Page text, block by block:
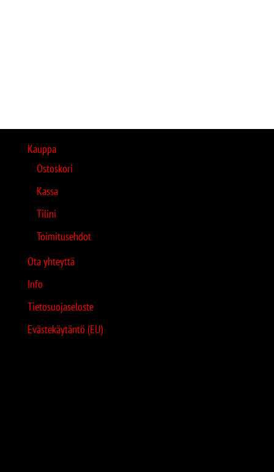
Kauppa
Ostoskori
Kassa
Tilini
Toimitusehdot
Ota yhteyttä
Info
Tietosuojaseloste
Evästekäytäntö (EU)